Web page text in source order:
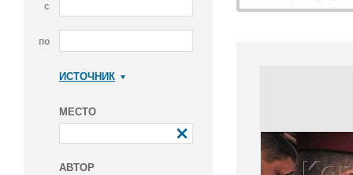
с
по
ИСТОЧНИК
МЕСТО
АВТОР